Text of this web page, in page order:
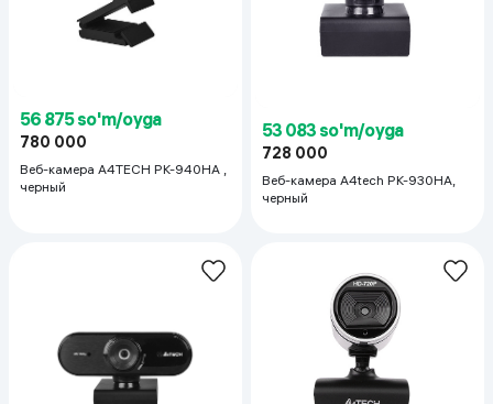
56 875 so'm/oyga
780 000
Веб-камера A4TECH PK-940HA ,
черный
53 083 so'm/oyga
728 000
Веб-камера A4tech PK-930HA,
черный